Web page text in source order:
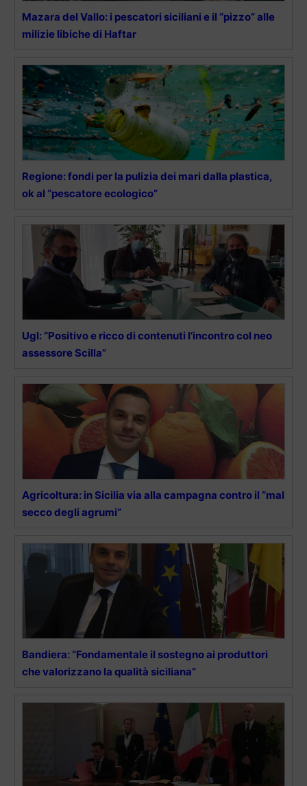
Mazara del Vallo: i pescatori siciliani e il “pizzo” alle
milizie libiche di Haftar
Regione: fondi per la pulizia dei mari dalla plastica,
ok al “pescatore ecologico”
Ugl: “Positivo e ricco di contenuti l’incontro col neo
assessore Scilla”
Agricoltura: in Sicilia via alla campagna contro il “mal
secco degli agrumi”
Bandiera: “Fondamentale il sostegno ai produttori
che valorizzano la qualità siciliana”